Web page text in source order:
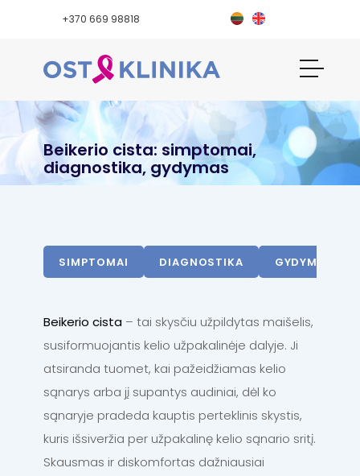
+370 669 98818
Beikerio cista: simptomai,
diagnostika, gydymas
SIMPTOMAI DIAGNOSTIKA GYDYMAS
Beikerio cista – tai skysčiu užpildytas maišelis,
susiformuojantis kelio užpakalinėje dalyje. Ji
atsiranda tuomet, kai pažeidžiamas kelio
sąnarys arba jį supantys audiniai, dėl ko
sąnaryje pradeda kauptis perteklinis skystis,
kuris išsiveržia per užpakalinę kelio sąnario sritį.
Skausmas ir diskomfortas dažniausiai